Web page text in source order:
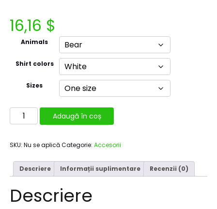
16,16 $
Animals
Shirt colors
Sizes
Cantitate
Ursulet
de
cu
tricou
Adaugă în coș
SKU: Nu se aplicăCategorie: Accesorii
Descriere Informații suplimentare Recenzii (0)
Descriere